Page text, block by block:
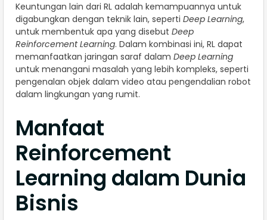
Keuntungan lain dari RL adalah kemampuannya untuk
digabungkan dengan teknik lain, seperti Deep Learning,
untuk membentuk apa yang disebut Deep
Reinforcement Learning. Dalam kombinasi ini, RL dapat
memanfaatkan jaringan saraf dalam Deep Learning
untuk menangani masalah yang lebih kompleks, seperti
pengenalan objek dalam video atau pengendalian robot
dalam lingkungan yang rumit.
Manfaat
Reinforcement
Learning dalam Dunia
Bisnis